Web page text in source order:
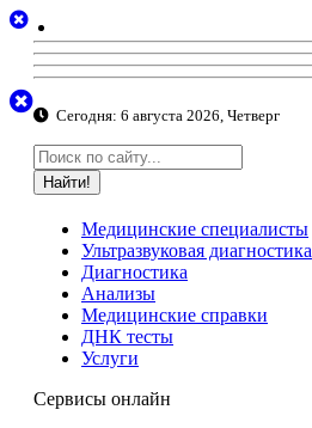
Сегодня: 6 августа 2026, Четверг
Найти!
Медицинские специалисты
Ультразвуковая диагностика
Диагностика
Анализы
Медицинские справки
ДНК тесты
Услуги
Сервисы онлайн